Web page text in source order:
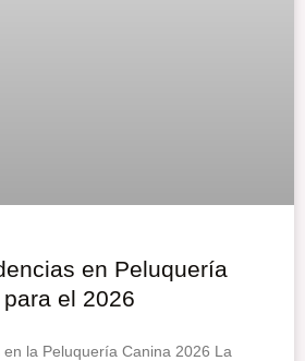
en Peluquería
el 2026
en la Peluquería Canina 2026 La